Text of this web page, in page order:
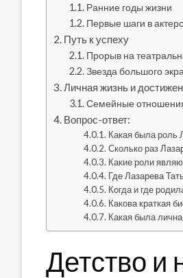
Ранние годы жизни
Первые шаги в
Путь к успеху
Прорыв на
Звезда большого
Личная жизнь и
Семейные
Вопрос-ответ:
Какая была роль
Сколько раз
Какие роли
Где Лазарева
Когда и где
Какова краткая
Какая была
Детство и